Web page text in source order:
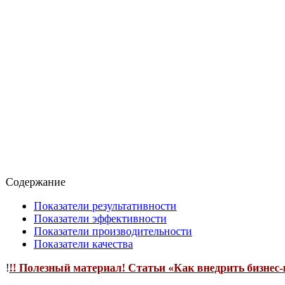
Содержание
Показатели результативности
Показатели эффективности
Показатели производительности
Показатели качества
!!! Полезный материал! Статьи «Как внедрить